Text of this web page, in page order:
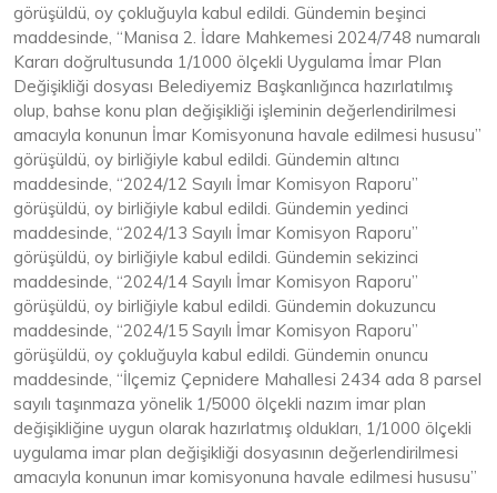
görüşüldü, oy çokluğuyla kabul edildi. Gündemin beşinci
maddesinde, “Manisa 2. İdare Mahkemesi 2024/748 numaralı
Kararı doğrultusunda 1/1000 ölçekli Uygulama İmar Plan
Değişikliği dosyası Belediyemiz Başkanlığınca hazırlatılmış
olup, bahse konu plan değişikliği işleminin değerlendirilmesi
amacıyla konunun İmar Komisyonuna havale edilmesi hususu”
görüşüldü, oy birliğiyle kabul edildi. Gündemin altıncı
maddesinde, “2024/12 Sayılı İmar Komisyon Raporu”
görüşüldü, oy birliğiyle kabul edildi. Gündemin yedinci
maddesinde, “2024/13 Sayılı İmar Komisyon Raporu”
görüşüldü, oy birliğiyle kabul edildi. Gündemin sekizinci
maddesinde, “2024/14 Sayılı İmar Komisyon Raporu”
görüşüldü, oy birliğiyle kabul edildi. Gündemin dokuzuncu
maddesinde, “2024/15 Sayılı İmar Komisyon Raporu”
görüşüldü, oy çokluğuyla kabul edildi. Gündemin onuncu
maddesinde, “İlçemiz Çepnidere Mahallesi 2434 ada 8 parsel
sayılı taşınmaza yönelik 1/5000 ölçekli nazım imar plan
değişikliğine uygun olarak hazırlatmış oldukları, 1/1000 ölçekli
uygulama imar plan değişikliği dosyasının değerlendirilmesi
amacıyla konunun imar komisyonuna havale edilmesi hususu”